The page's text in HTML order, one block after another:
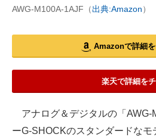
AWG-M100A-1AJF（出典:Amazon）
Amazonで詳細
楽天で詳細を
アナログ＆デジタルの「AWG-
ーG-SHOCKのスタンダードなモ